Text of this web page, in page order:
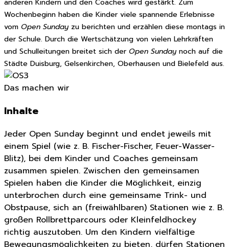
anderen Kindern und den Coaches wird gestärkt. Zum
Wochenbeginn haben die Kinder viele spannende Erlebnisse
vom Open Sundayzu berichten und erzählen diese montags in
der Schule. Durch die Wertschätzung von vielen Lehrkräften
und Schulleitungen breitet sich der Open Sundaynoch auf die
Städte Duisburg, Gelsenkirchen, Oberhausen und Bielefeld aus.
Das machen wir
Inhalte
Jeder Open Sunday beginnt und endet jeweils mit
einem Spiel (wie z. B. Fischer-Fischer, Feuer-Wasser-
Blitz), bei dem Kinder und Coaches gemeinsam
zusammen spielen. Zwischen den gemeinsamen
Spielen haben die Kinder die Möglichkeit, einzig
unterbrochen durch eine gemeinsame Trink- und
Obstpause, sich an (freiwählbaren) Stationen wie z. B.
großen Rollbrettparcours oder Kleinfeldhockey
richtig auszutoben. Um den Kindern vielfältige
Bewegungsmöglichkeiten zu bieten, dürfen Stationen